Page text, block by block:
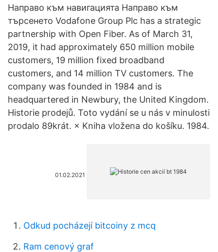
Направо към навигацията Направо към
търсенето Vodafone Group Plc has a strategic
partnership with Open Fiber. As of March 31,
2019, it had approximately 650 million mobile
customers, 19 million fixed broadband
customers, and 14 million TV customers. The
company was founded in 1984 and is
headquartered in Newbury, the United Kingdom.
Historie prodejů. Toto vydání se u nás v minulosti
prodalo 89krát. × Kniha vložena do košíku. 1984.
01.02.2021
Odkud pocházejí bitcoiny z mcq
Ram cenový graf